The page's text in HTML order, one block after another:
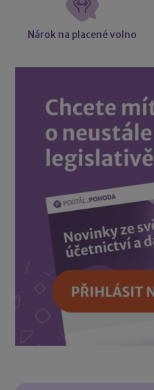
Nárok na placené volno